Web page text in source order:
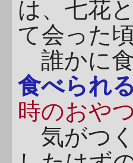
は、七花
て会った
誰かに
食べられ
時のおや
気がつ